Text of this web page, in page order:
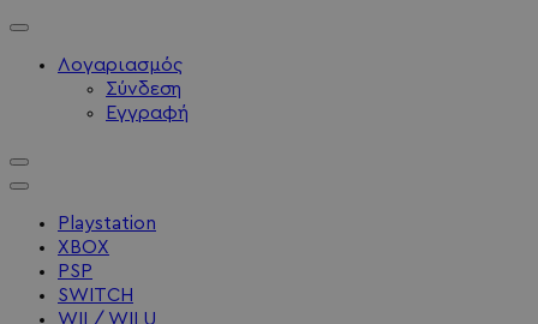
Λογαριασμός
Σύνδεση
Εγγραφή
Playstation
XBOX
PSP
SWITCH
WII / WII U